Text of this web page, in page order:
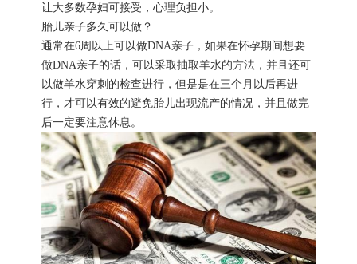
让大多数孕妇可接受，心理负担小。
胎儿亲子多久可以做？
通常在6周以上可以做DNA亲子，如果在怀孕期间想要
做DNA亲子的话，可以采取抽取羊水的方法，并且还可
以做羊水穿刺的检查进行，但是是在三个月以后再进
行，才可以有效的避免胎儿出现流产的情况，并且做完
后一定要注意休息。